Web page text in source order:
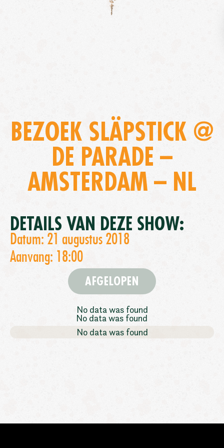
BEZOEK SLÄPSTICK @
DE PARADE –
AMSTERDAM – NL
DETAILS VAN DEZE SHOW:
Datum: 21 augustus 2018
Aanvang: 18:00
AFGELOPEN
No data was found
No data was found
No data was found